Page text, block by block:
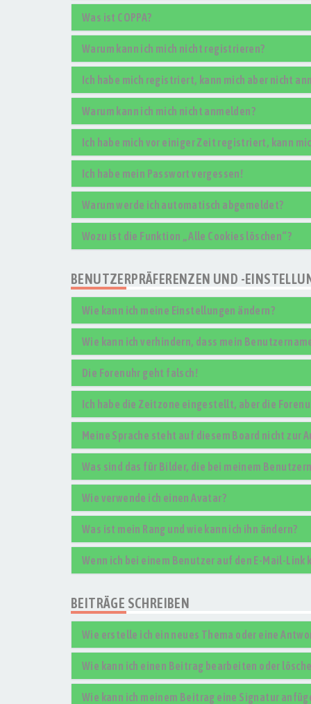
Was ist COPPA?
Warum kann ich mich nicht registrieren?
Ich habe mich registriert, kann mich aber nicht
Warum kann ich mich nicht anmelden?
Ich habe mich vor einiger Zeit registriert, kann
Ich habe mein Passwort vergessen!
Warum werde ich automatisch abgemeldet?
Wozu ist die Funktion „Alle Cookies löschen“?
BENUTZERPRÄFERENZEN UND -
Wie kann ich meine Einstellungen ändern?
Wie kann ich verhindern, dass mein
Die Forenuhr geht falsch!
Ich habe die Zeitzone eingestellt, aber die
Meine Sprache steht auf diesem Board nicht zur
Was sind das für Bilder, die bei meinem
Wie verwende ich einen Avatar?
Was ist mein Rang und wie kann ich ihn ändern?
Wenn ich bei einem Benutzer auf den E-Mail-
BEITRÄGE SCHREIBEN
Wie erstelle ich ein neues Thema oder eine
Wie kann ich einen Beitrag bearbeiten oder
Wie kann ich meinem Beitrag eine Signatur